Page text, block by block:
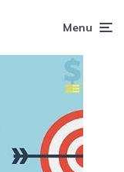
Menu